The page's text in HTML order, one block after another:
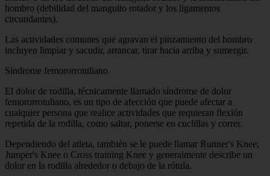
hombro (debilidad del manguito rotador y los ligamentos
circundantes).
Las actividades comunes que agravan el pinzamiento del hombro
incluyen limpiar y sacudir, arrancar, tirar hacia arriba y sumergir.
Síndrome femororrotuliano
El dolor de rodilla, técnicamente llamado síndrome de dolor
femororrotuliano, es un tipo de afección que puede afectar a
cualquier persona que realice actividades que requieran flexión
repetida de la rodilla, como saltar, ponerse en cuclillas y correr.
Dependiendo del atleta, también se le puede llamar Runner's Knee,
Jumper's Knee o Cross training Knee y generalmente describe un
dolor en la rodilla alrededor o debajo de la rótula.